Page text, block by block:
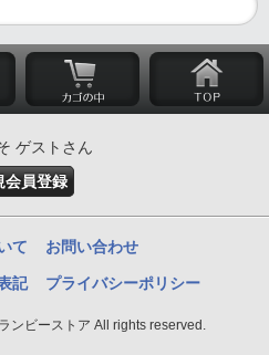
ゲストさん
会員登録
て お問い合わせ
記 プライバシーポリシー
ンビーストア All rights reserved.